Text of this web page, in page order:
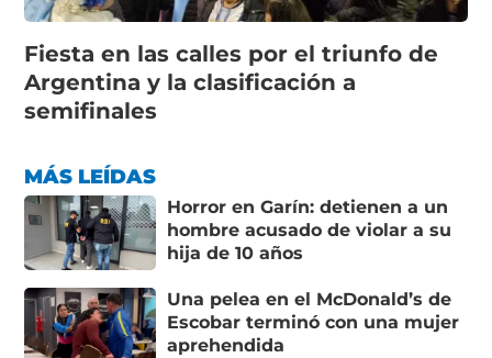
Fiesta en las calles por el triunfo de
Argentina y la clasificación a
semifinales
MÁS LEÍDAS
Horror en Garín: detienen a un
hombre acusado de violar a su
hija de 10 años
Una pelea en el McDonald’s de
Escobar terminó con una mujer
aprehendida